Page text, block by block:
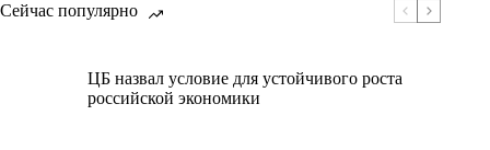
Сейчас популярно
ЦБ назвал условие для устойчивого роста
российской экономики